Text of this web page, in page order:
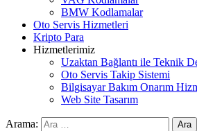
BMW Kodlamalar
Oto Servis Hizmetleri
Kripto Para
Hizmetlerimiz
Uzaktan Bağlantı ile Teknik
Oto Servis Takip Sistemi
Bilgisayar Bakım Onarım
Web Site Tasarım
Arama: